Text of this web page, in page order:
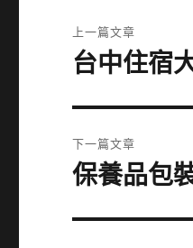
章
上一篇文章
上
篇
文
章:
台中住宿
下一篇文章
下
篇
保養品包